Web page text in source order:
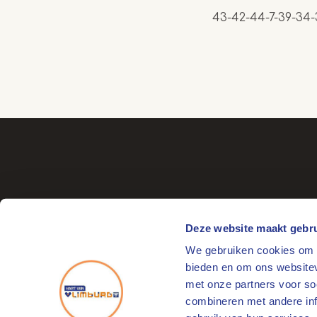
Deze website maakt
We gebruiken cookies
bieden en om ons
met onze partners voor
combineren met andere
43-42-44-7-39-
Markt 17
6041 EL Roermond